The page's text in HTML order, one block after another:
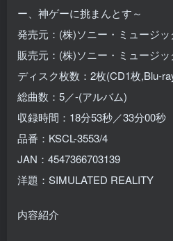
ー、神ゲーに挑まんとす～
発売元：(株)ソニー・ミュージ
販売元：(株)ソニー・ミュージ
ディスク枚数：2枚(CD1枚,Blu-
総曲数：5／-(アルバム)
収録時間：18分53秒／33分00秒
品番：KSCL-3553/4
JAN：4547366703139
洋題：SIMULATED REALITY
内容紹介